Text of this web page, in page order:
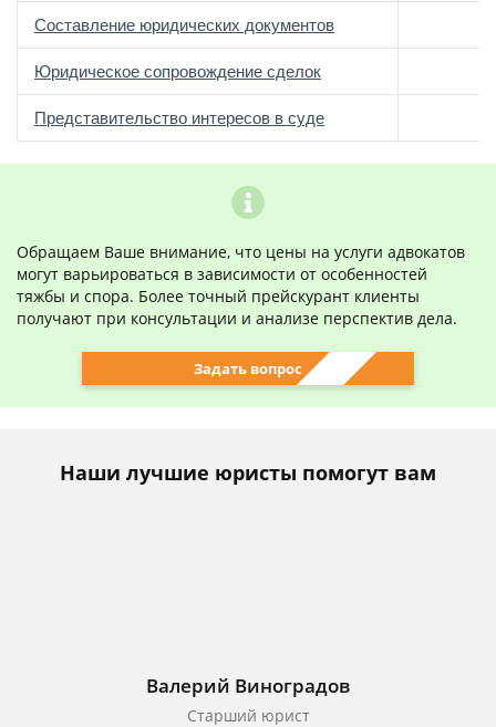
Составление юридических документов
Юридическое сопровождение сделок
Представительство интересов в суде
Обращаем Ваше внимание, что цены на услуги адвокатов
могут варьироваться в зависимости от особенностей
тяжбы и спора. Более точный прейскурант клиенты
получают при консультации и анализе перспектив дела.
Задать вопрос
Наши лучшие юристы помогут вам
Валерий Виноградов
Старший юрист